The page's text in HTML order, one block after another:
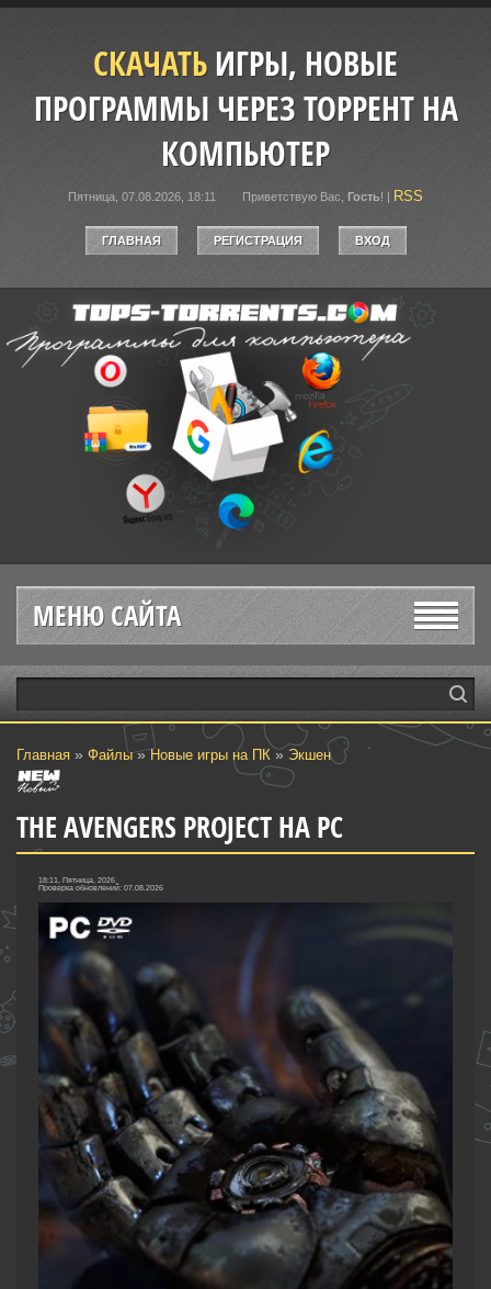
СКАЧАТЬИГРЫ, НОВЫЕ
ПРОГРАММЫ ЧЕРЕЗ ТОРРЕНТ НА
КОМПЬЮТЕР
Пятница, 07.08.2026, 18:11 Приветствую Вас Гость! | RSS
ГЛАВНАЯ РЕГИСТРАЦИЯ ВХОД
МЕНЮ САЙТА
Главная » Файлы»Новые игры на ПК » Экшен
THE AVENGERS PROJECT НА PC
18:11, Пятница, 2026
Проверка обновлений: 07.08.2026